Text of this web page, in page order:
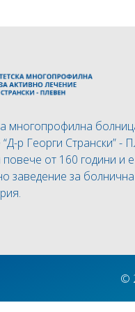
многопрофилна
р Георги Странски” -
от 160 години и
заведение за
©